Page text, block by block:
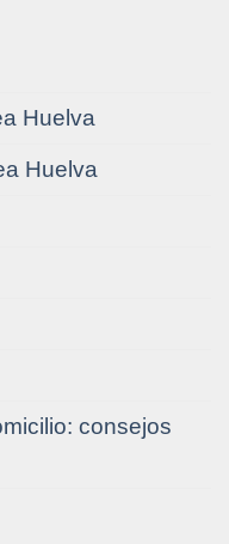
Huelva
Huelva
consejos